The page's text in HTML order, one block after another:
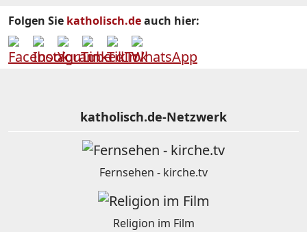
Folgen Sie katholisch.deauch hier:
katholisch.de-Netzwerk
Fernsehen - kirche.tv
Religion im Film